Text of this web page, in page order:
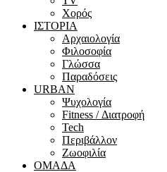
Χορός
ΙΣΤΟΡΙΑ
Αρχαιολογία
Φιλοσοφία
Γλώσσα
Παραδόσεις
URBAN
Ψυχολογία
Fitness / Διατροφή
Tech
Περιβάλλον
Ζωοφιλία
ΟΜΑΔΑ